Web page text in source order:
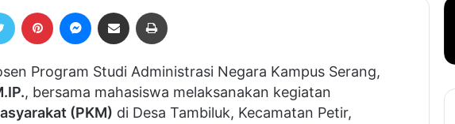
Program Studi Administrasi Negara Kampus Serang,
, bersama mahasiswa melaksanakan kegiatan
(PKM) di Desa Tambiluk, Kecamatan Petir,